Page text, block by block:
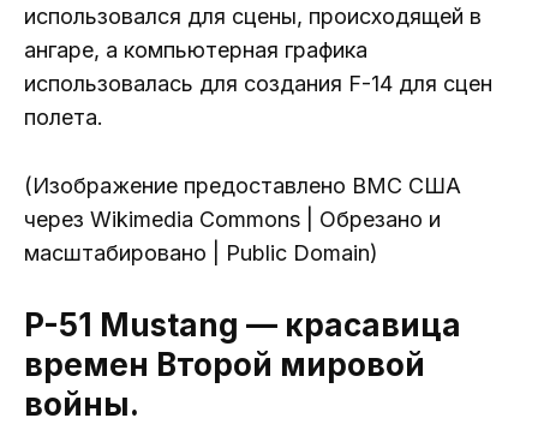
использовался для сцены, происходящей в
ангаре, а компьютерная графика
использовалась для создания F-14 для сцен
полета.
(Изображение предоставлено ВМС США
через Wikimedia Commons | Обрезано и
масштабировано | Public Domain)
P-51 Mustang — красавица
времен Второй мировой
войны.